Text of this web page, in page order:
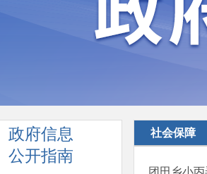
政府信息
公开指南
社会保障
团田乡小